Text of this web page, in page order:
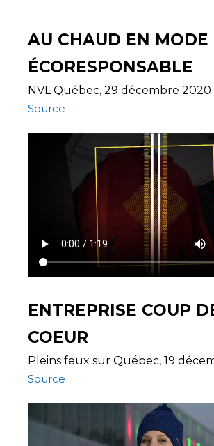
AU CHAUD EN MODE
ÉCORESPONSABLE
NVL Québec, 29 décembre 2020
Source
ENTREPRISE COUP
COEUR
Pleins feux sur Québec, 19
Source